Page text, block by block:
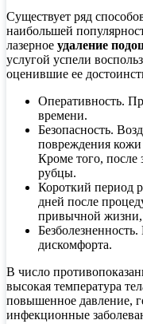
Существует ряд
наибольшей
лазерное удаление
услугой успели
оценившие ее
Оперативность.
времени.
Безопасность.
повреждения
Кроме того,
рубцы.
Короткий период
дней после
привычной жизни,
дискомфорта.
В число
высокая температура
повышенное давление,
инфекционные